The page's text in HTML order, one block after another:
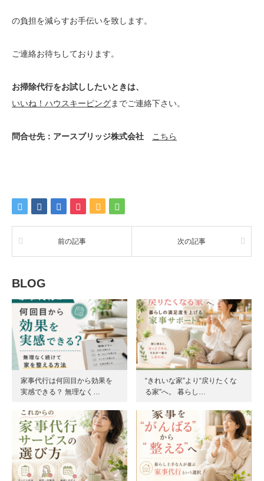
の負担を減らすお手伝いを致します。
ご連絡お待ちしております。
お掃除代行をお試ししたいときは、
いいね！ハウスキーピングまでご連絡下さい。
問合せ先：アースブリッジ株式会社 こちら
前の記事 次の記事
BLOG
家事代行は何回目から効果を
実感できる？ 無理なく…
“きれいな家”より“戻りたくな
る家”へ。 暮らし…